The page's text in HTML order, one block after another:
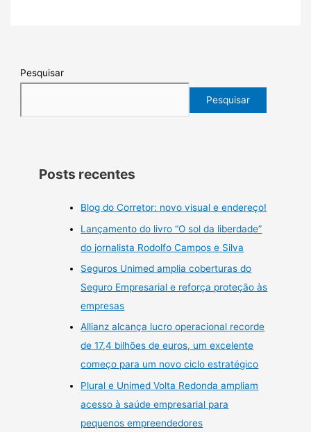
Pesquisar
Pesquisar
Posts recentes
Blog do Corretor: novo visual e endereço!
Lançamento do livro “O sol da liberdade”
do jornalista Rodolfo Campos e Silva
Seguros Unimed amplia coberturas do
Seguro Empresarial e reforça proteção às
empresas
Allianz alcança lucro operacional recorde
de 17,4 bilhões de euros, um excelente
começo para um novo ciclo estratégico
Plural e Unimed Volta Redonda ampliam
acesso à saúde empresarial para
pequenos empreendedores